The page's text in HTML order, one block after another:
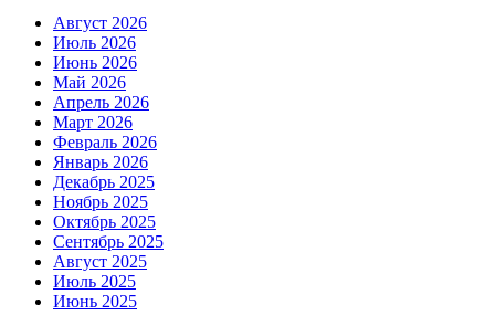
Август 2026
Июль 2026
Июнь 2026
Май 2026
Апрель 2026
Март 2026
Февраль 2026
Январь 2026
Декабрь 2025
Ноябрь 2025
Октябрь 2025
Сентябрь 2025
Август 2025
Июль 2025
Июнь 2025